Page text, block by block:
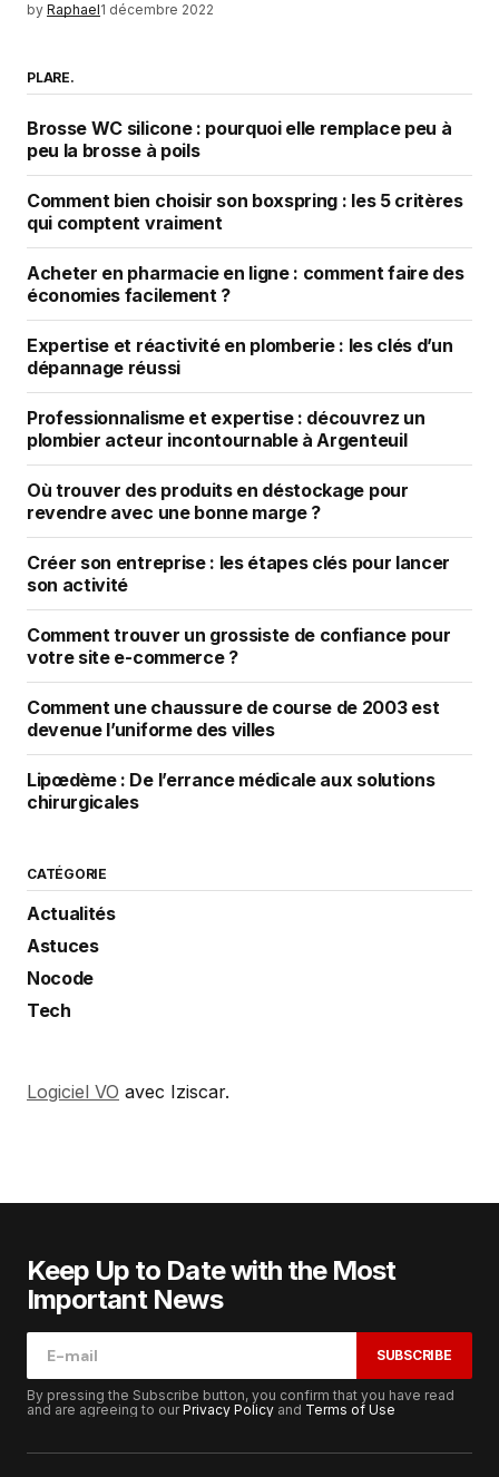
by Raphael1 décembre 2022
PLARE.
Brosse WC silicone : pourquoi elle remplace peu à
peu la brosse à poils
Comment bien choisir son boxspring : les 5 critères
qui comptent vraiment
Acheter en pharmacie en ligne : comment faire des
économies facilement ?
Expertise et réactivité en plomberie : les clés d’un
dépannage réussi
Professionnalisme et expertise : découvrez un
plombier acteur incontournable à Argenteuil
Où trouver des produits en déstockage pour
revendre avec une bonne marge ?
Créer son entreprise : les étapes clés pour lancer
son activité
Comment trouver un grossiste de confiance pour
votre site e-commerce ?
Comment une chaussure de course de 2003 est
devenue l’uniforme des villes
Lipœdème : De l’errance médicale aux solutions
chirurgicales
CATÉGORIE
Actualités
Astuces
Nocode
Tech
Logiciel VO avec Iziscar.
Keep Up to Date with the Most
Important News
SUBSCRIBE
By pressing the Subscribe button, you confirm that you have read
and are agreeing to ourPrivacy Policy and Terms of Use